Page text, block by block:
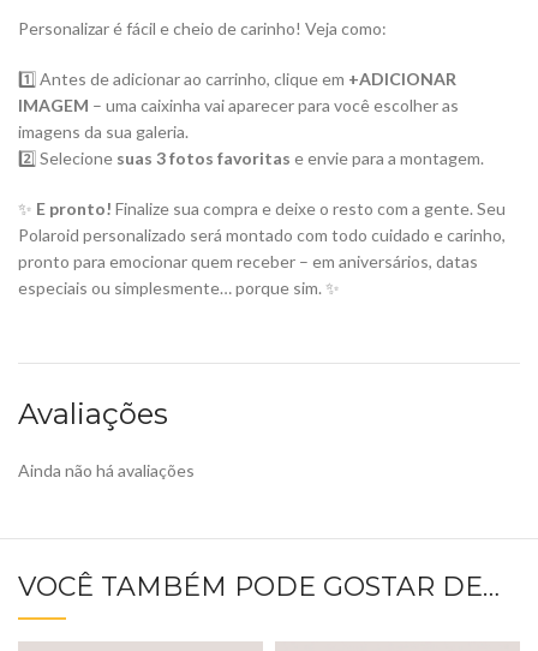
Personalizar é fácil e cheio de carinho! Veja como:
1️⃣ Antes de adicionar ao carrinho, clique em +ADICIONAR
IMAGEM – uma caixinha vai aparecer para você escolher as
imagens da sua galeria.
2️⃣ Selecione suas 3 fotos favoritas e envie para a montagem.
✨ E pronto! Finalize sua compra e deixe o resto com a gente. Seu
Polaroid personalizado será montado com todo cuidado e carinho,
pronto para emocionar quem receber – em aniversários, datas
especiais ou simplesmente… porque sim. ✨
Avaliações
Ainda não há avaliações
VOCÊ TAMBÉM PODE GOSTAR DE…